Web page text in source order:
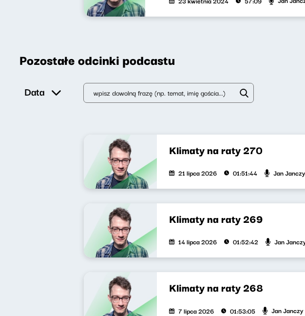
Pozostałe odcinki podcastu
Data
Klimaty na raty 270
21 lipca 2026 01:51:44 Jan Janczy
Klimaty na raty 269
14 lipca 2026 01:52:42 Jan
Klimaty na raty 268
7 lipca 2026 01:53:05 Jan Janczy